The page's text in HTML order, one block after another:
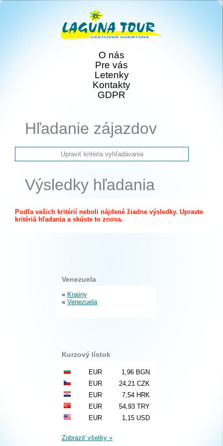
O nás
Pre vás
Letenky
Kontakty
GDPR
Hľadanie zájazdov
Výsledky hľadania
Podľa vašich kritérií neboli nájdené žiadne výsledky. Upravte
kritériá hľadania a skúste to znova.
Venezuela
« Krajiny
« Venezuela
Kurzový lístok
EUR
1,96 BGN
EUR
24,21 CZK
EUR
7,54 HRK
EUR
54,93 TRY
EUR
1,15 USD
Zobraziť všetky »